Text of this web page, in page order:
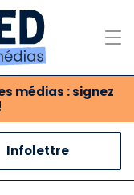
médias : signez
Infolettre